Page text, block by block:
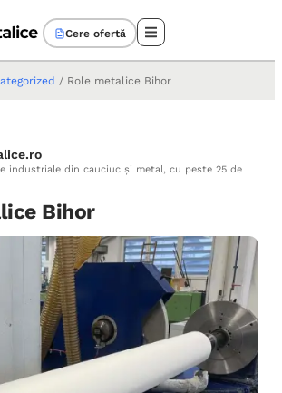
Cere ofertă
/ Role metalice Bihor
industriale din cauciuc și metal, cu peste 25 de
Bihor